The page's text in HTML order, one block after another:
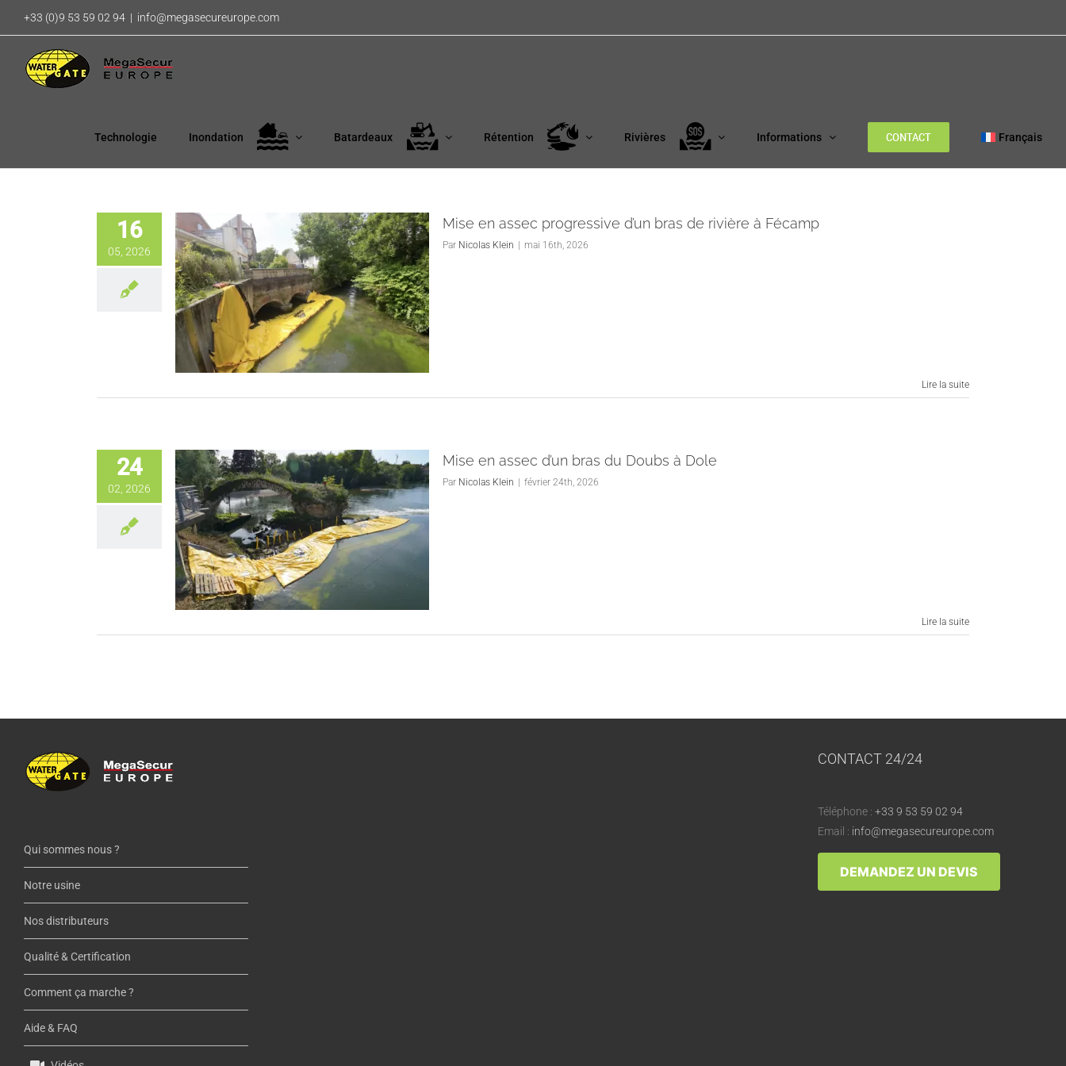
+33 (0)9 53 59 02 94 | info@megasecureurope.com
Technologie Inondation Batardeaux Rétention Rivières Informations CONTACT Français
16
05, 2026
Mise en assec progressive d’un bras de rivière à Fécamp
Par Nicolas Klein mai 16th, 2026
Lire la suite
24
02, 2026
Mise en assec d’un bras du Doubs à Dole
Par Nicolas Klein février 24th, 2026
Lire la suite
Qui sommes nous ?
Notre usine
Nos distributeurs
Qualité & Certification
Comment ça marche ?
Aide & FAQ
CONTACT 24/24
Téléphone :+33 9 53 59 02 94
Email : info@megasecureurope.com
DEMANDEZ UN DEVIS